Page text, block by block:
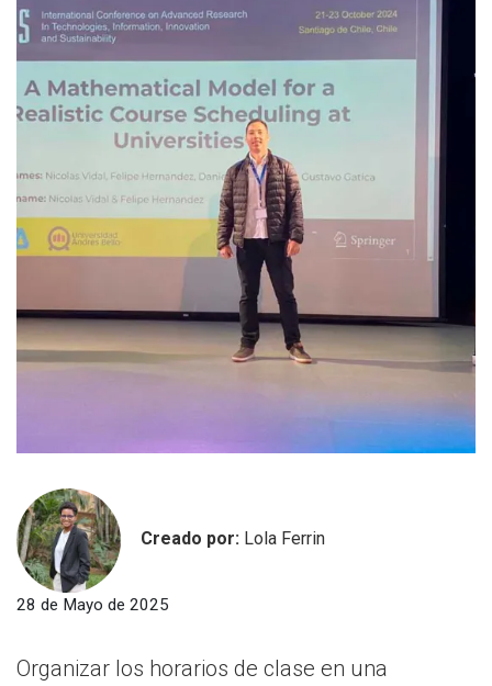
Creado por: Lola Ferrin
28 de Mayo de 2025
Organizar los horarios de clase en una